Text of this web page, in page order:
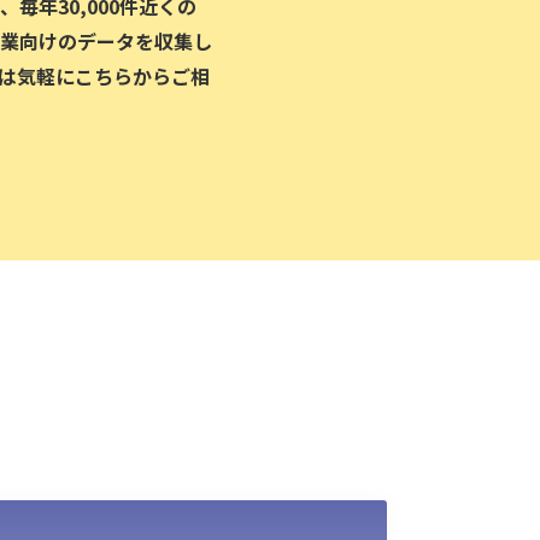
向けのデータを収集し
気軽にこちらからご相